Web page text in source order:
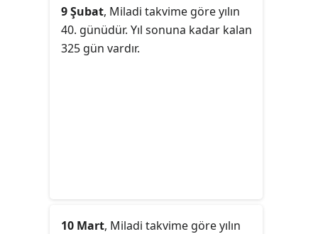
9 Şubat, Miladi takvime göre yılın
40. günüdür. Yıl sonuna kadar kalan
325 gün vardır.
10 Mart, Miladi takvime göre yılın